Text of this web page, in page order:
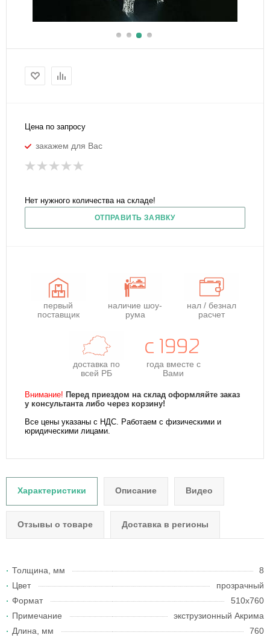
Цена по запросу
закажем для Вас
Нет нужного количества на складе!
ОТПРАВИТЬ ЗАЯВКУ
первый
поставщик
наличие шоу-
рума
нал / безнал
расчет
доставка по
всей РБ
года вместе с
Вами
Внимание! Перед приездом на склад оформляйте заказ
у консультанта либо через корзину!
Все цены указаны с НДС. Работаем с физическими и
юридическими лицами.
Характеристики Описание Видео
Отзывы о товаре Доставка в регионы
Толщина, мм
8
Цвет
прозрачный
Формат
510x760
Примечание
экструзионный Акрима
Длина, мм
760